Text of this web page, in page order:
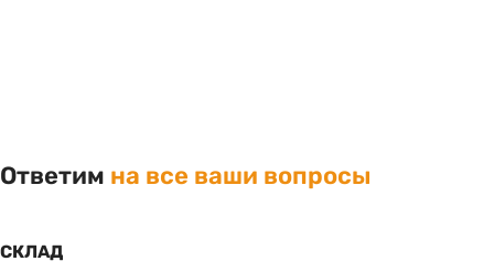
Ответим на все ваши вопросы
СКЛАД